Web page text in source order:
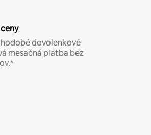
dovolenkové
mesačná platba bez